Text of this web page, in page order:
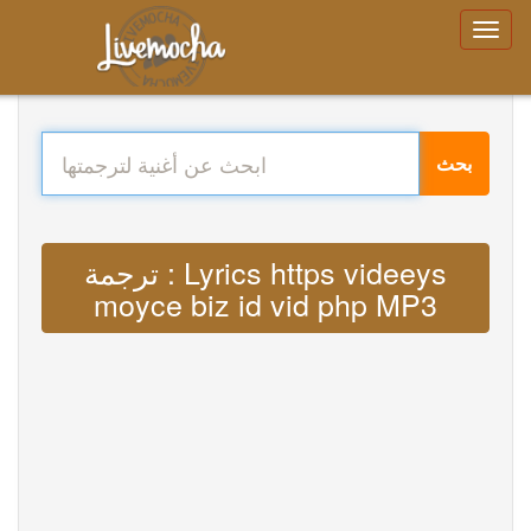
بحث
ترجمة : Lyrics https videeys
moyce biz id vid php MP3